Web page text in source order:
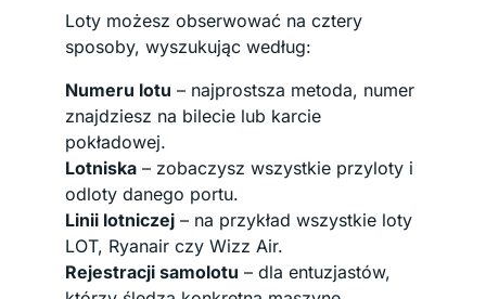
Loty możesz obserwować na cztery
sposoby, wyszukując według:
Numeru lotu – najprostsza metoda, numer
znajdziesz na bilecie lub karcie
pokładowej.
Lotniska – zobaczysz wszystkie przyloty i
odloty danego portu.
Linii lotniczej – na przykład wszystkie loty
LOT, Ryanair czy Wizz Air.
Rejestracji samolotu – dla entuzjastów,